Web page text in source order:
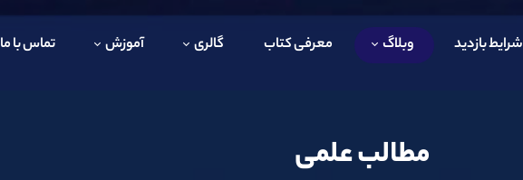
شرایط بازدید وبلاگ معرفی کتاب گالری آموزش تماس با ما
مطالب علمی